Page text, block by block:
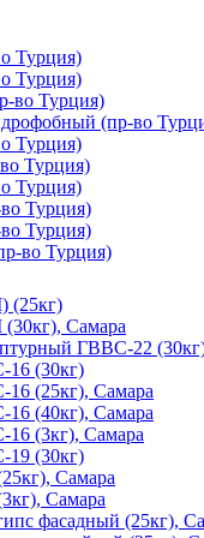
Турция)
Турция)
во Турция)
(пр-во
Турция)
Турция)
Турция)
Турция)
Турция)
во Турция)
(25кг)
Самара
ГВВС-22
(30кг)
(25кг), Самара
(40кг), Самара
(3кг), Самара
(30кг)
Самара
Самара
фасадный (25кг),